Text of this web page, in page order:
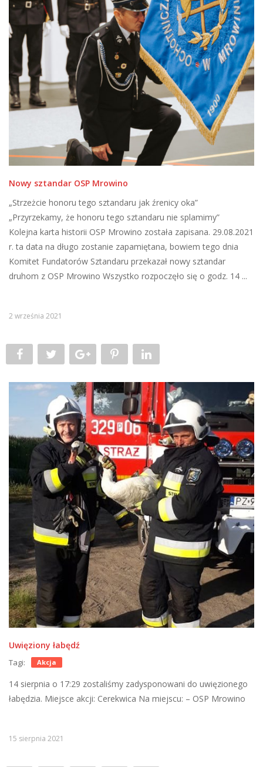
Nowy sztandar OSP Mrowino
„Strzeżcie honoru tego sztandaru jak źrenicy oka”
„Przyrzekamy, że honoru tego sztandaru nie splamimy”
Kolejna karta historii OSP Mrowino została zapisana. 29.08.2021
r. ta data na długo zostanie zapamiętana, bowiem tego dnia
Komitet Fundatorów Sztandaru przekazał nowy sztandar
druhom z OSP Mrowino Wszystko rozpoczęło się o godz. 14 ...
2 września 2021
Uwięziony łabędź
Tagi: Akcja
14 sierpnia o 17:29 zostaliśmy zadysponowani do uwięzionego
łabędzia. Miejsce akcji: Cerekwica Na miejscu: – OSP Mrowino
15 sierpnia 2021